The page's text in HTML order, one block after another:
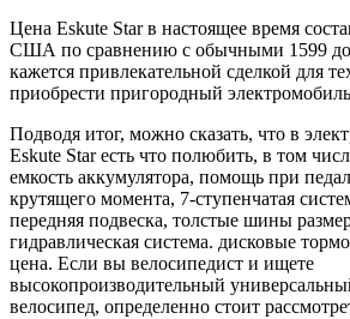
Цена Eskute Star в настоящее время
США по сравнению с обычными 1599
кажется привлекательной сделкой для
приобрести пригородный
Подводя итог, можно сказать, что в
Eskute Star есть что полюбить, в том
емкость аккумулятора, помощь при
крутящего момента, 7-ступенчатая
передняя подвеска, толстые шины
гидравлическая система. дисковые
цена. Если вы велосипедист и ищете
высокопроизводительный
велосипед, определенно стоит